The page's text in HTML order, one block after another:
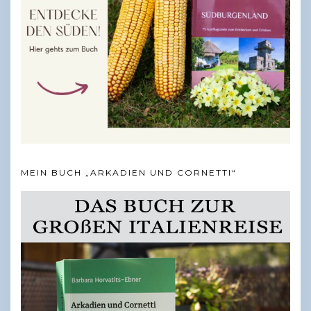
MEIN BUCH „ARKADIEN UND CORNETTI“